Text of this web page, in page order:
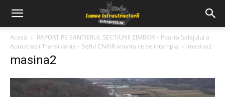
Acasă
RAPORT PE SANTIERUL SECTIUNII ZIMBOR – Poarta Salajului a
Autostrazii Transilvania – Seful CNAIR anunta ce se intampla
masina2
masina2